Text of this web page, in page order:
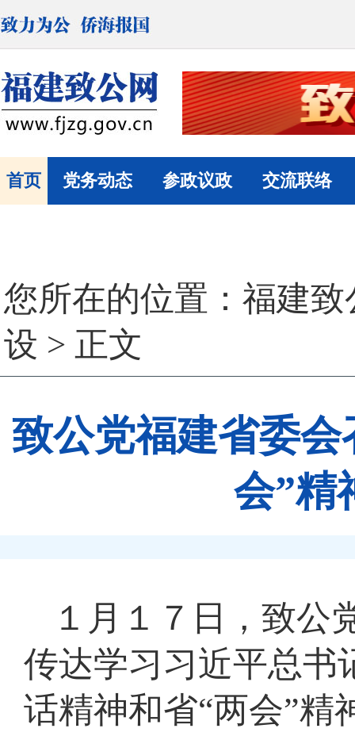
首页 党务动态 参政议政 交流联络
您所在的位置： 福建致
设 > 正文
致公党福建省委
会”精
１月１７日，致公
传达学习习近平总书
话精神和省“两会”精